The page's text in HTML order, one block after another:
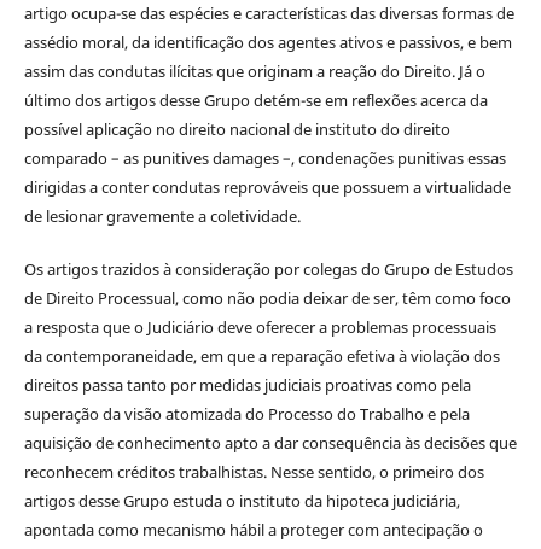
artigo ocupa-se das espécies e características das diversas formas de
assédio moral, da identificação dos agentes ativos e passivos, e bem
assim das condutas ilícitas que originam a reação do Direito. Já o
último dos artigos desse Grupo detém-se em reflexões acerca da
possível aplicação no direito nacional de instituto do direito
comparado – as punitives damages –, condenações punitivas essas
dirigidas a conter condutas reprováveis que possuem a virtualidade
de lesionar gravemente a coletividade.
Os artigos trazidos à consideração por colegas do Grupo de Estudos
de Direito Processual, como não podia deixar de ser, têm como foco
a resposta que o Judiciário deve oferecer a problemas processuais
da contemporaneidade, em que a reparação efetiva à violação dos
direitos passa tanto por medidas judiciais proativas como pela
superação da visão atomizada do Processo do Trabalho e pela
aquisição de conhecimento apto a dar consequência às decisões que
reconhecem créditos trabalhistas. Nesse sentido, o primeiro dos
artigos desse Grupo estuda o instituto da hipoteca judiciária,
apontada como mecanismo hábil a proteger com antecipação o